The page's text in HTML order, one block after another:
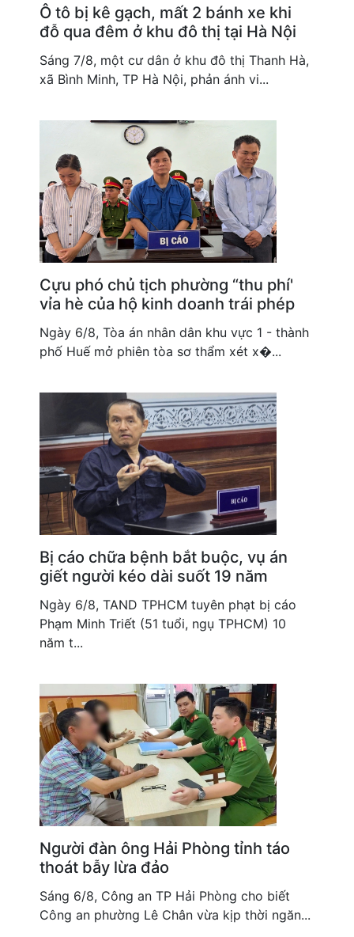
Ô tô bị kê gạch, mất 2 bánh xe khi
đỗ qua đêm ở khu đô thị tại Hà Nội
Sáng 7/8, một cư dân ở khu đô thị Thanh Hà,
xã Bình Minh, TP Hà Nội, phản ánh vi...
Cựu phó chủ tịch phường “thu phí'
vỉa hè của hộ kinh doanh trái phép
Ngày 6/8, Tòa án nhân dân khu vực 1 - thành
phố Huế mở phiên tòa sơ thẩm xét x�...
Bị cáo chữa bệnh bắt buộc, vụ án
giết người kéo dài suốt 19 năm
Ngày 6/8, TAND TPHCM tuyên phạt bị cáo
Phạm Minh Triết (51 tuổi, ngụ TPHCM) 10
năm t...
Người đàn ông Hải Phòng tỉnh táo
thoát bẫy lừa đảo
Sáng 6/8, Công an TP Hải Phòng cho biết
Công an phường Lê Chân vừa kịp thời ngăn...